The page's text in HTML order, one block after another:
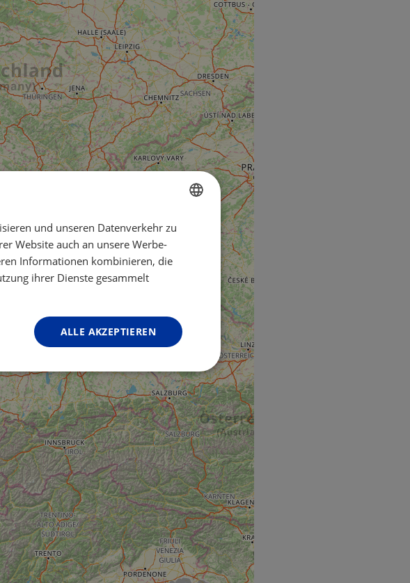
ENGLISH
FRENCH
und unseren Datenverkehr zu
Website auch an unsere Werbe-
Informationen kombinieren, die
ihrer Dienste gesammelt
ALLE AKZEPTIEREN
Funktionalität Unklassifizierte
Unklassifizierte
wie die Benutzeranmeldung und die
ordnungsgemäß verwendet werden.
with the Django web development
It is designed to help protect a site
type of software attack on web forms.